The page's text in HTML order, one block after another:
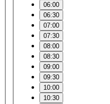
06:00
06:30
07:00
07:30
08:00
08:30
09:00
09:30
10:00
10:30